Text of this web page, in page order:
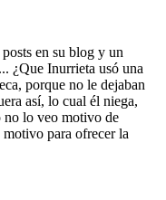
en su blog y un
¿Que Inurrieta usó una
porque no le dejaban
así, lo cual él niega,
no lo veo motivo de
para ofrecer la